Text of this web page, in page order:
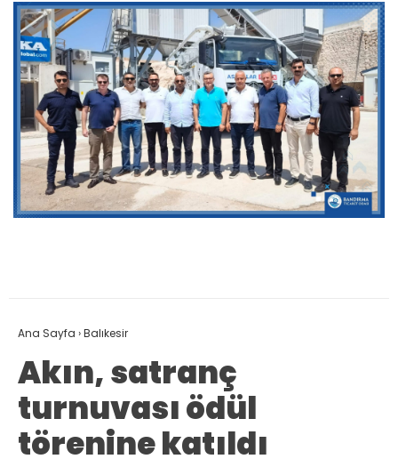
Ana Sayfa ›Balıkesir
Akın, satranç
turnuvası ödül
törenine katıldı